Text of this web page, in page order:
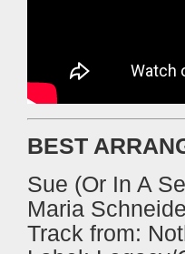
BEST
Sue (Or In A
Maria
Track from: